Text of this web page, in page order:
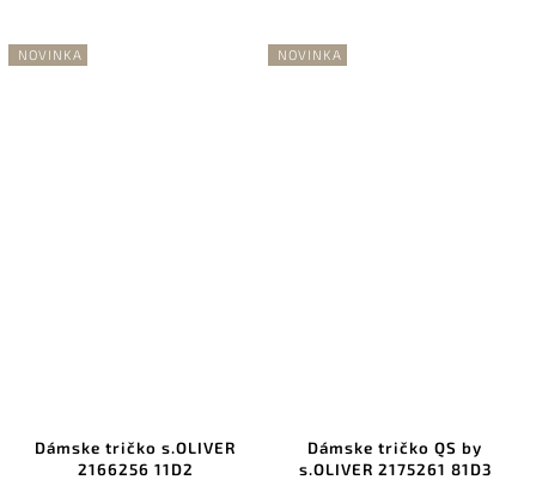
NOVINKA
Dámske tričko s.OLIVER
2166256 11D2
NOVINKA
Dámske tričko QS by
s.OLIVER 2175261 81D3